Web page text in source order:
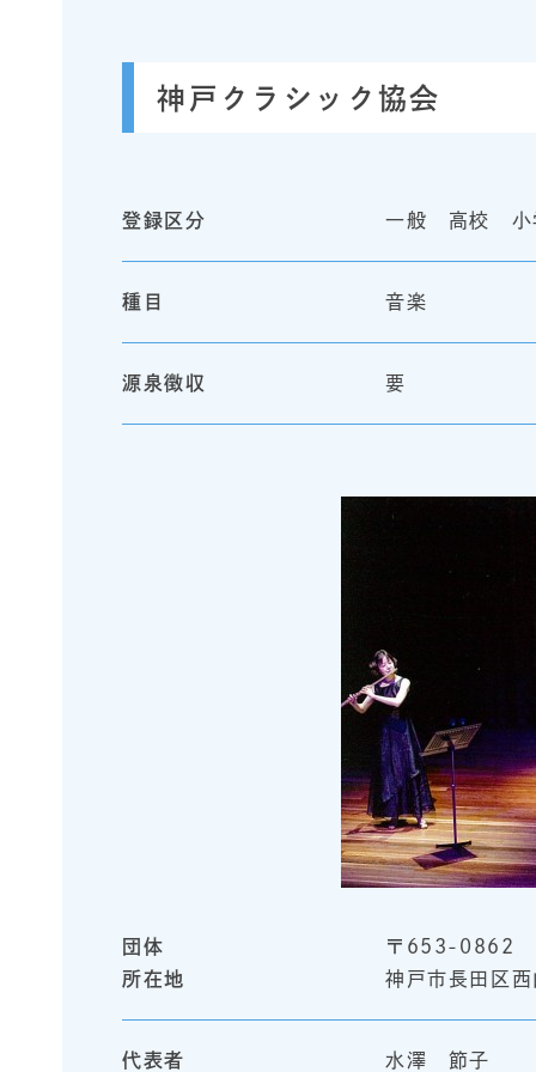
神戸クラシック協会
登録区分 一般 高校 小
種目 音楽
源泉徴収 要
団体
所在地
〒653-0862
神戸市長田区
代表者 水澤 節子